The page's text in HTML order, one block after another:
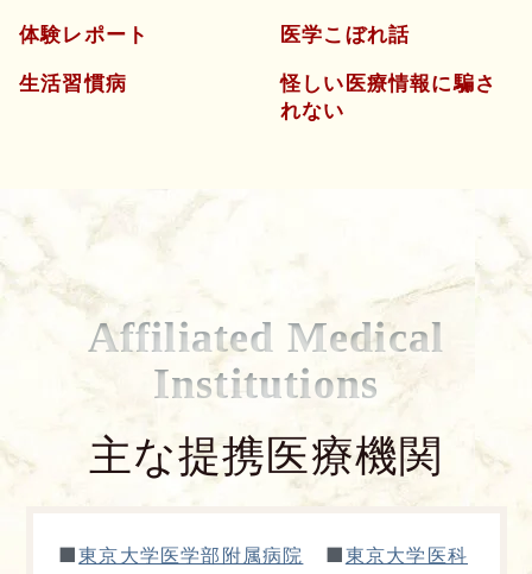
体験レポート
生活習慣病
医学こぼれ話
怪しい医療情報に騙さ
れない
Affiliated Medical
Institutions
主な提携医療機関
■東京大学医学部附属病院 ■東京大学医科